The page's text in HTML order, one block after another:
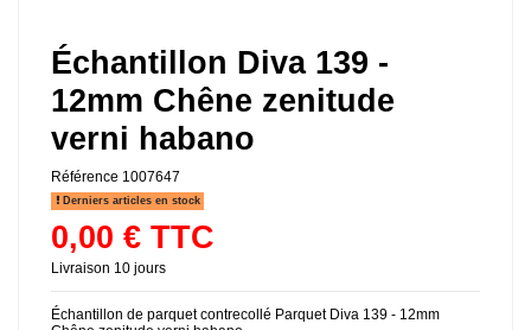
Échantillon Diva 139 -
12mm Chêne zenitude
verni habano
Référence 1007647
Derniers articles en stock
0,00 € TTC
Livraison 10 jours
Échantillon de parquet contrecollé Parquet Diva 139 - 12mm